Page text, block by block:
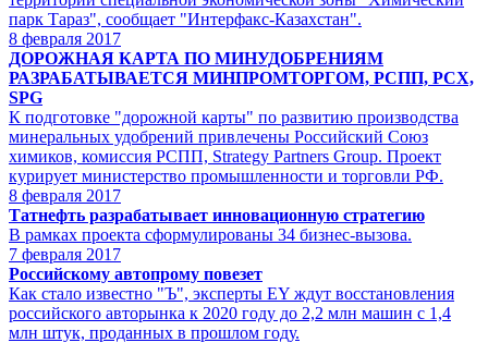
парк Тараз", сообщает "Интерфакс-Казахстан".
8 февраля 2017
ДОРОЖНАЯ КАРТА ПО МИНУДОБРЕНИЯМ
РАЗРАБАТЫВАЕТСЯ МИНПРОМТОРГОМ, РСПП, РСХ,
SPG
К подготовке "дорожной карты" по развитию производства
минеральных удобрений привлечены Российский Союз
химиков, комиссия РСПП, Strategy Partners Group. Проект
курирует министерство промышленности и торговли РФ.
8 февраля 2017
Татнефть разрабатывает инновационную стратегию
В рамках проекта сформулированы 34 бизнес-вызова.
7 февраля 2017
Российскому автопрому повезет
Как стало известно "Ъ", эксперты EY ждут восстановления
российского авторынка к 2020 году до 2,2 млн машин с 1,4
млн штук, проданных в прошлом году.